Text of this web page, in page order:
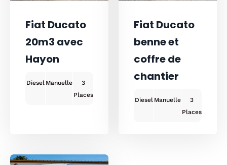
Fiat Ducato
20m3 avec
Hayon
Diesel Manuelle 3
Fiat Ducato
benne et
coffre de
chantier
Diesel Manuelle 3